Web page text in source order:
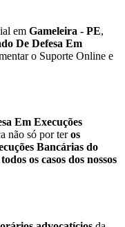
em Gameleira - PE,
De Defesa Em
o Suporte Online e
Em Execuções
não só por teros
Bancárias do
os casos dos nossos